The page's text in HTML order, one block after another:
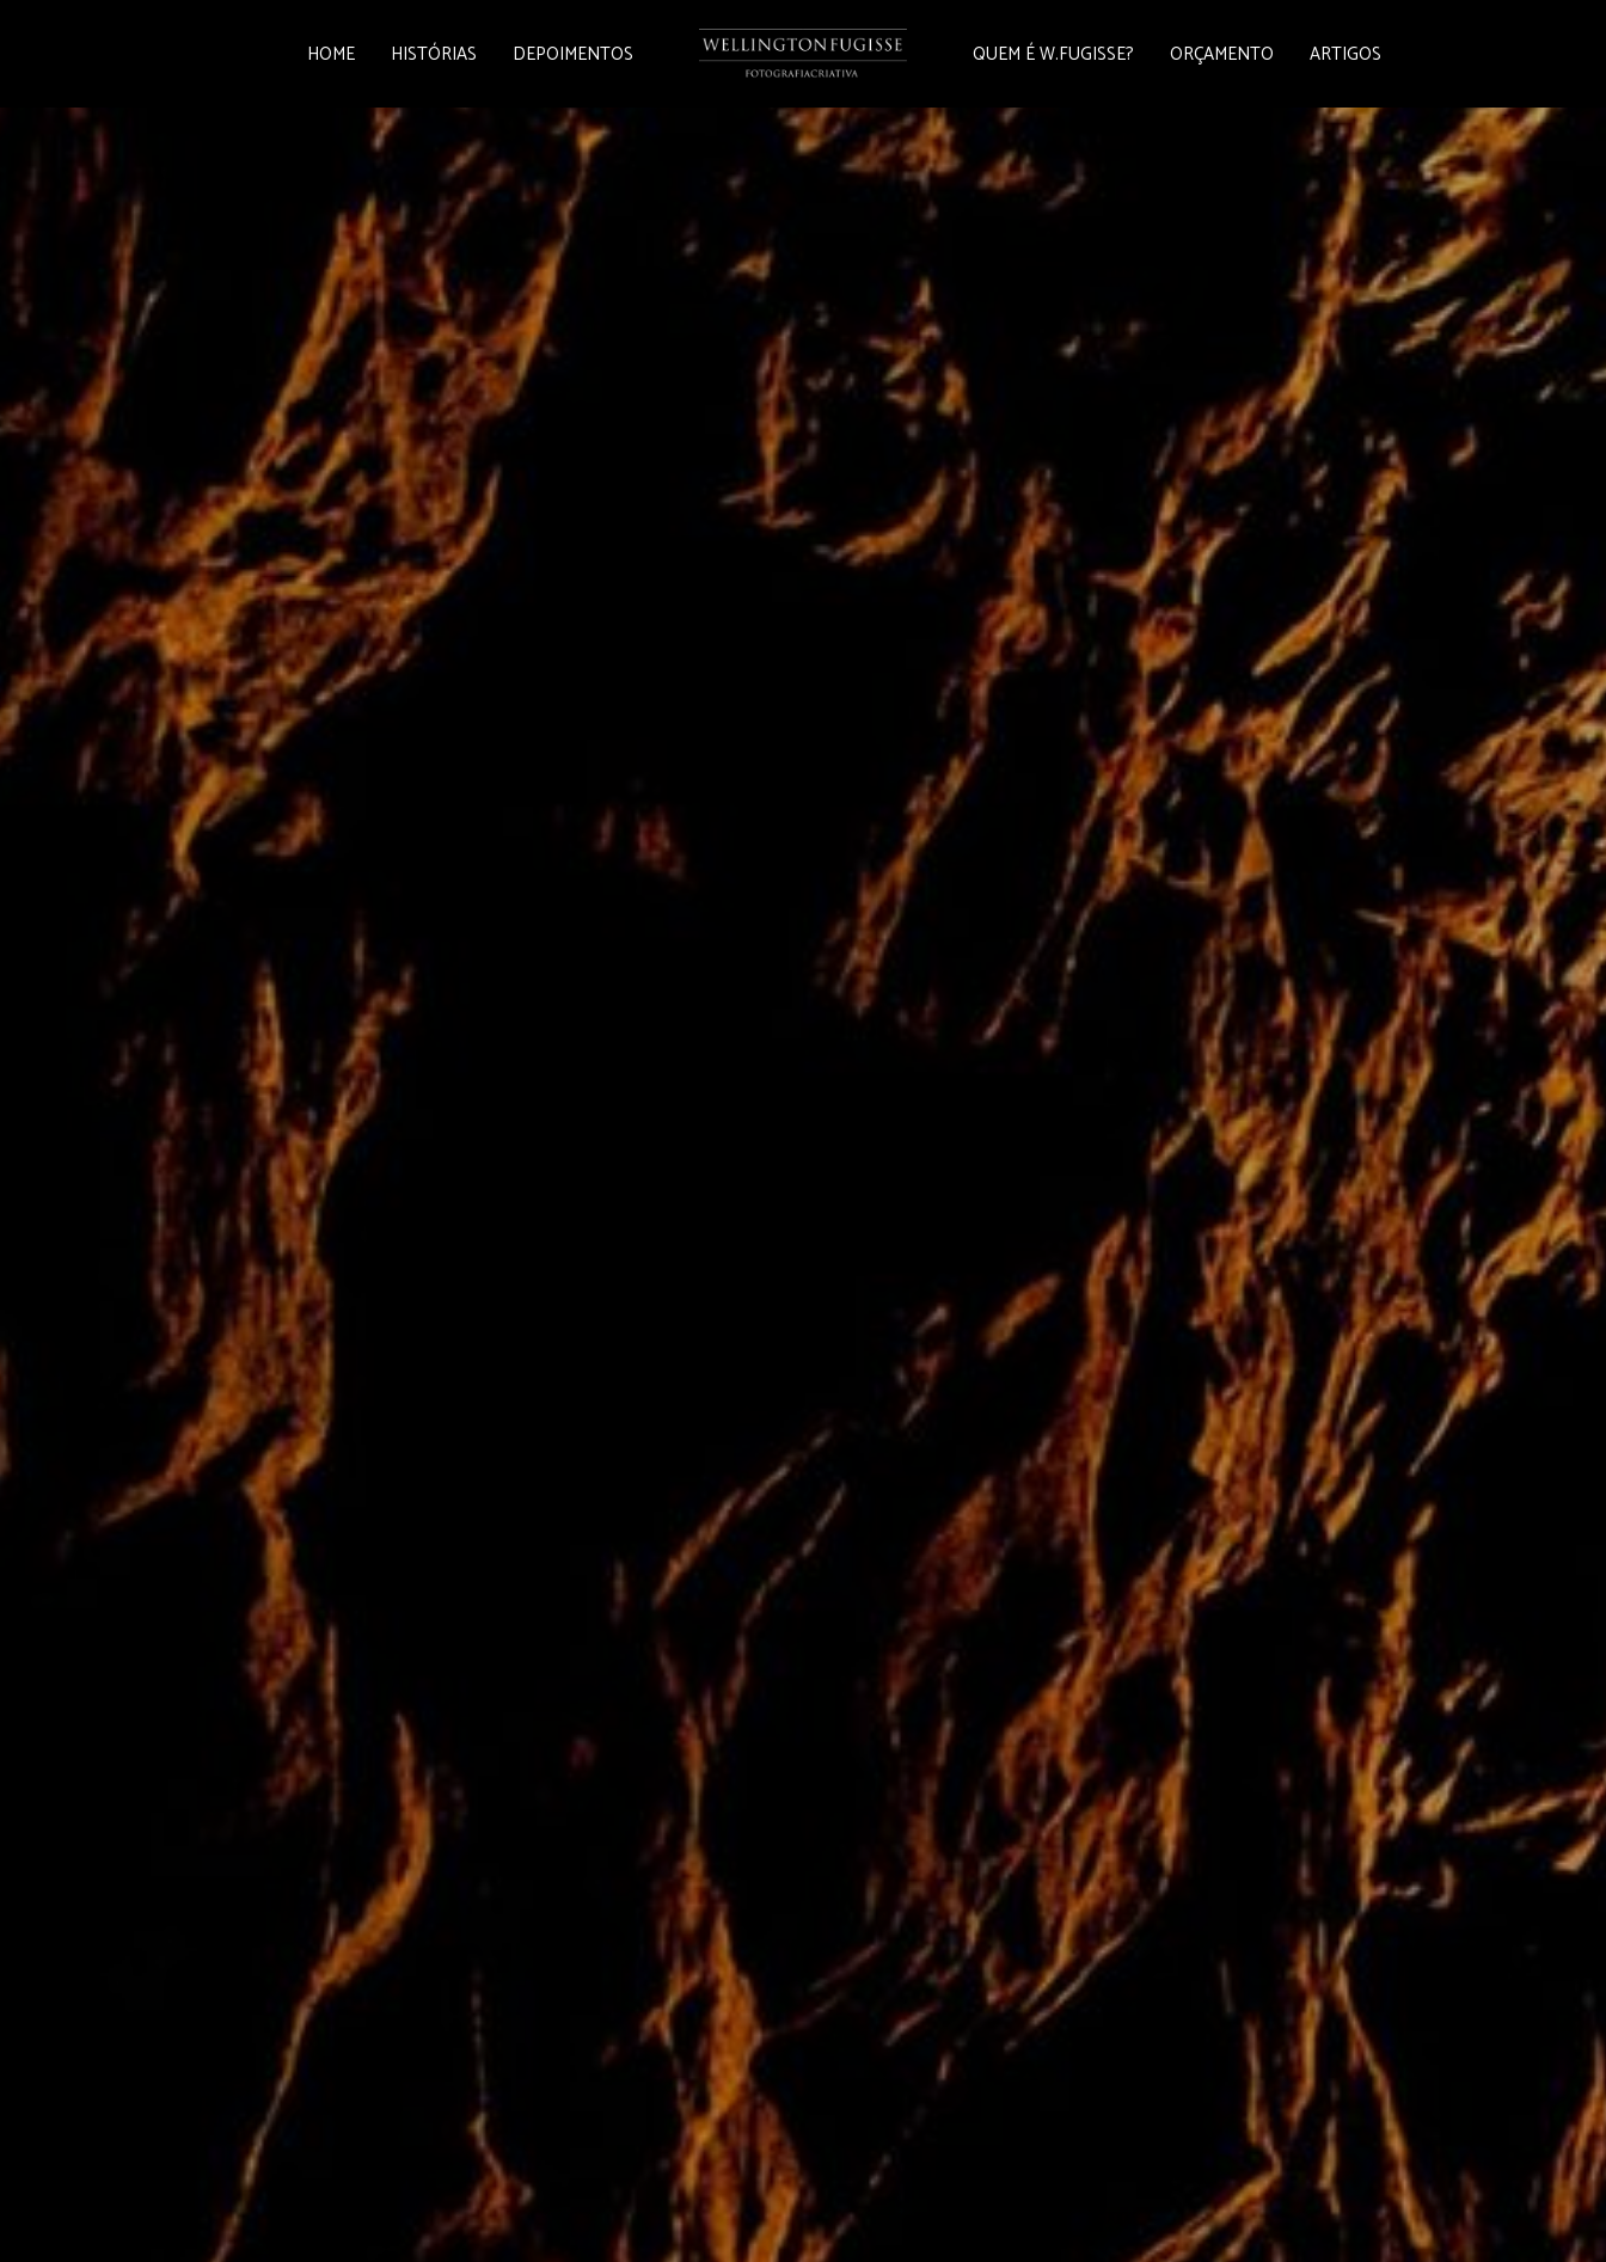
HOME HISTÓRIAS DEPOIMENTOS QUEM É W.FUGISSE? ORÇAMENTO ARTIGOS